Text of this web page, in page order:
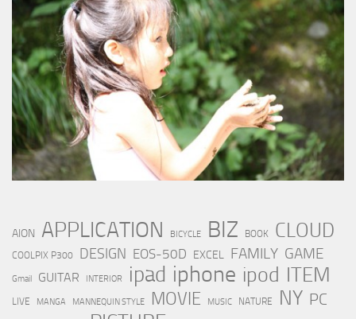
AION APPLICATION BICYCLE BIZ BOOK CLOUD
COOLPIX P300 DESIGN EOS-50D EXCEL FAMILY GAME
Gmail GUITAR INTERIOR ipad iphone ipod ITEM
LIVE MANGA MANNEQUIN STYLE MOVIE MUSIC NATURE NY PC